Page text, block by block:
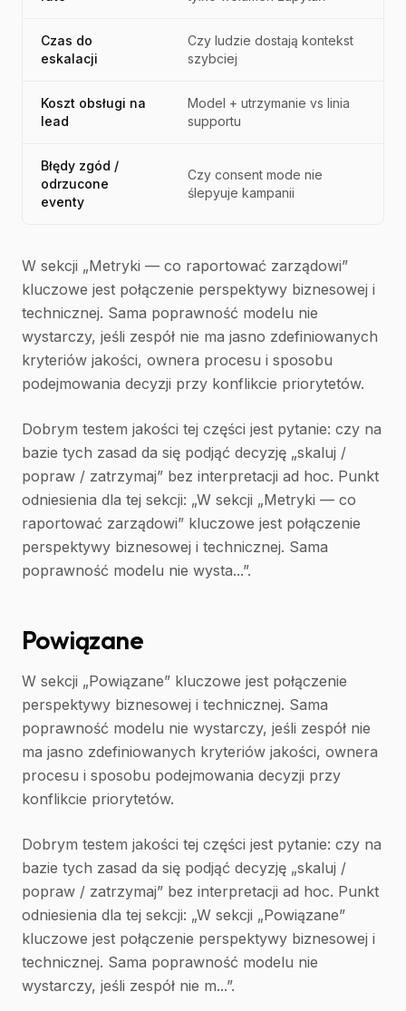
Czas do
eskalacji
Czy ludzie dostają kontekst
szybciej
Koszt obsługi na
lead
Model + utrzymanie vs linia
supportu
Błędy zgód /
odrzucone
eventy
Czy consent mode nie
ślepyuje kampanii
W sekcji „Metryki — co raportować zarządowi”
kluczowe jest połączenie perspektywy biznesowej i
technicznej. Sama poprawność modelu nie
wystarczy, jeśli zespół nie ma jasno zdefiniowanych
kryteriów jakości, ownera procesu i sposobu
podejmowania decyzji przy konflikcie priorytetów.
Dobrym testem jakości tej części jest pytanie: czy na
bazie tych zasad da się podjąć decyzję „skaluj /
popraw / zatrzymaj” bez interpretacji ad hoc. Punkt
odniesienia dla tej sekcji: „W sekcji „Metryki — co
raportować zarządowi” kluczowe jest połączenie
perspektywy biznesowej i technicznej. Sama
poprawność modelu nie wysta...”.
Powiązane
W sekcji „Powiązane” kluczowe jest połączenie
perspektywy biznesowej i technicznej. Sama
poprawność modelu nie wystarczy, jeśli zespół nie
ma jasno zdefiniowanych kryteriów jakości, ownera
procesu i sposobu podejmowania decyzji przy
konflikcie priorytetów.
Dobrym testem jakości tej części jest pytanie: czy na
bazie tych zasad da się podjąć decyzję „skaluj /
popraw / zatrzymaj” bez interpretacji ad hoc. Punkt
odniesienia dla tej sekcji: „W sekcji „Powiązane”
kluczowe jest połączenie perspektywy biznesowej i
technicznej. Sama poprawność modelu nie
wystarczy, jeśli zespół nie m...”.